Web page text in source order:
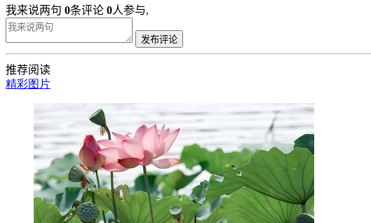
我来说两句 0条评论 0人参与,
发布评论
推荐阅读